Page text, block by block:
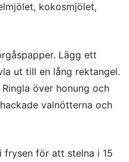
kokosmjölet,
Lägg ett
ut till en lång rektangel.
över honung och
valnötterna och
frysen för att stelna i 15